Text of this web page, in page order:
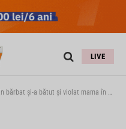
LIVE
și-a bătut și violat mama în vârstă de 77 de ani. A mai comis aceleași fapte și în urmă cu șase ani